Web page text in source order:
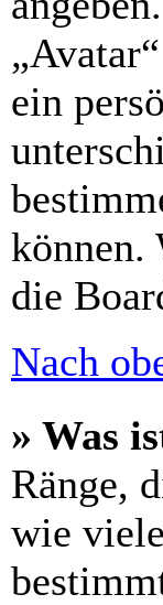
ein
können.
die
Nach
» Was
Ränge,
wie